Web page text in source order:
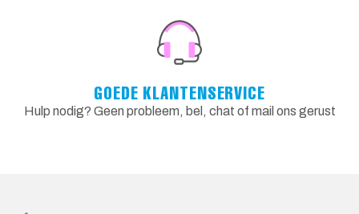
GOEDE KLANTENSERVICE
Hulp nodig? Geen probleem, bel, chat of mail ons gerust